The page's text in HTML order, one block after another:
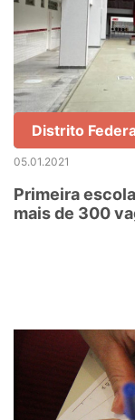
Distrito
05.01.2021
Primeira
mais de 300